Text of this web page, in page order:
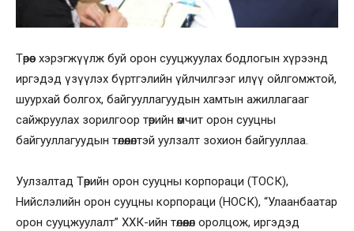
Төрөөс хэрэгжүүлж буй орон сууцжуулах бодлогын хүрээнд
иргэдэд үзүүлэх бүртгэлийн үйлчилгээг илүү ойлгомжтой,
шуурхай болгох, байгууллагуудын хамтын ажиллагааг
сайжруулах зорилгоор төрийн өмчит орон сууцны
байгууллагуудын төлөөлөлтэй уулзалт зохион байгууллаа.
Уулзалтад Төрийн орон сууцны корпораци (ТОСК),
Нийслэлийн орон сууцны корпораци (НОСК), “Улаанбаатар
орон сууцжуулалт” ХХК-ийн төлөөлөл оролцож, иргэдэд